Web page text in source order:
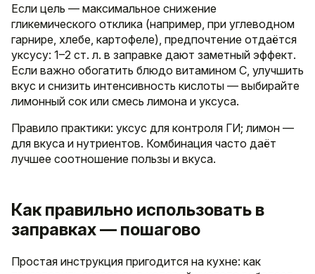
Если цель — максимальное снижение
гликемического отклика (например, при углеводном
гарнире, хлебе, картофеле), предпочтение отдаётся
уксусу: 1–2 ст. л. в заправке дают заметный эффект.
Если важно обогатить блюдо витамином C, улучшить
вкус и снизить интенсивность кислоты — выбирайте
лимонный сок или смесь лимона и уксуса.
Правило практики: уксус для контроля ГИ; лимон —
для вкуса и нутриентов. Комбинация часто даёт
лучшее соотношение пользы и вкуса.
Как правильно использовать в
заправках — пошагово
Простая инструкция пригодится на кухне: как